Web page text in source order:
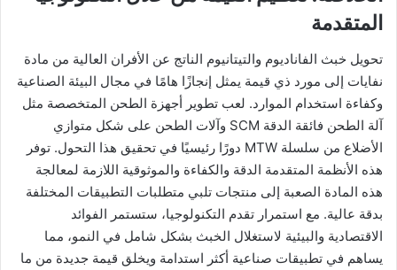
المتقدمة
تحويل خبث الفاناديوم والتيتانيوم الناتج عن الأفران العالية من مادة
نفايات إلى مورد ذي قيمة يمثل إنجازًا هامًا في مجال البيئة الصناعية
وكفاءة استخدام الموارد. لعب تطوير أجهزة الطحن المتخصصة مثل
آلة الطحن فائقة الدقة SCM وآلات الطحن على شكل متوازي
الأضلاع من سلسلة MTW دورًا رئيسيًا في تحقيق هذا التحول. توفر
هذه الأنظمة المتقدمة الدقة والكفاءة والموثوقية اللازمة لمعالجة
هذه المادة الصعبة إلى منتجات تلبي متطلبات التطبيقات المختلفة
بدقة عالية. مع استمرار تقدم التكنولوجيا، ستستمر الفوائد
الاقتصادية والبيئية لاستغلال الخبث بشكل شامل في النمو، مما
يساهم في تطبيقات صناعية أكثر استدامة ويخلق قيمة جديدة من ما